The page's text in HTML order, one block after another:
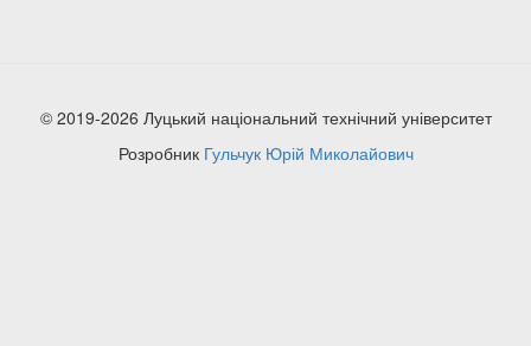
© 2019-2026 Луцький національний технічний університет
Розробник Гульчук Юрій Миколайович